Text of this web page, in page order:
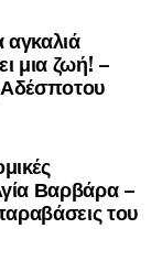
μια ζωή! –
Αδέσποτου
Βαρβάρα –
του